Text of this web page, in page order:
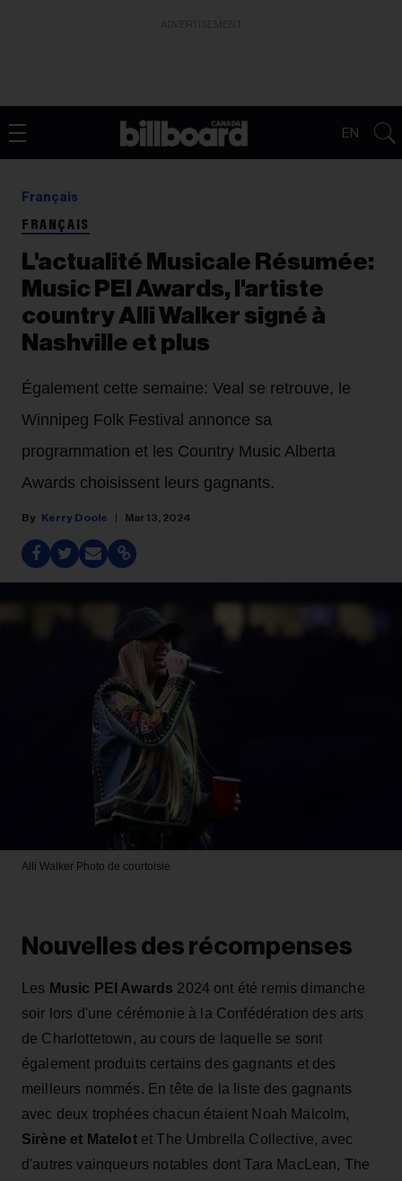
EN
Français
FRANÇAIS
L'actualité Musicale Résumée:
Music PEI Awards, l'artiste
country Alli Walker signé à
Nashville et plus
Également cette semaine: Veal se retrouve, le
Winnipeg Folk Festival annonce sa
programmation et les Country Music Alberta
Awards choisissent leurs gagnants.
Kerry Doole Mar 13, 2024
Alli Walker Photo de courtoisie
Nouvelles des récompenses
Les Music PEI Awards 2024 ont été remis dimanche
soir lors d'une cérémonie à la Confédération des arts
de Charlottetown, au cours de laquelle se sont
également produits certains des gagnants et des
meilleurs nommés. En tête de la liste des gagnants
avec deux trophées chacun étaient Noah Malcolm,
Sirène et Matelotet The Umbrella Collective, avec
d'autres vainqueurs notables dont Tara MacLean, The